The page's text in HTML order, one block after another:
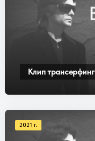
Клип трансерфинг
2021 г.